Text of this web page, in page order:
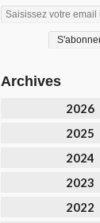
Archives
2026
2025
2024
2023
2022